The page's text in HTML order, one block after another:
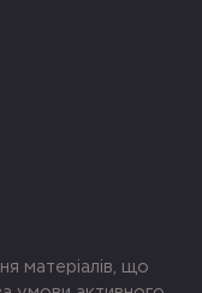
матеріалів, що